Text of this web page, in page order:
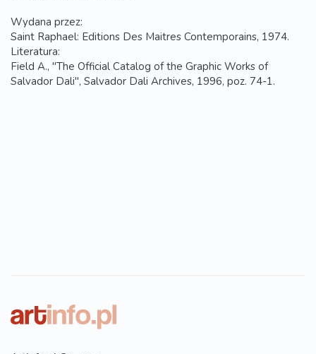
Wydana przez:
Saint Raphael: Editions Des Maitres Contemporains, 1974.
Literatura:
Field A., "The Official Catalog of the Graphic Works of
Salvador Dali", Salvador Dali Archives, 1996, poz. 74-1.